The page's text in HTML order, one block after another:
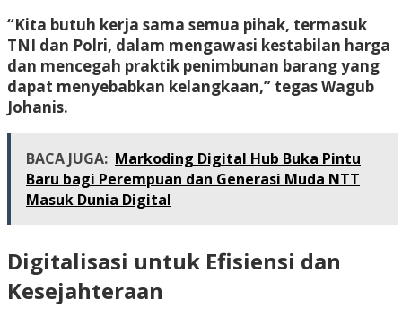
“Kita butuh kerja sama semua pihak, termasuk
TNI dan Polri, dalam mengawasi kestabilan harga
dan mencegah praktik penimbunan barang yang
dapat menyebabkan kelangkaan,” tegas Wagub
Johanis.
BACA JUGA: Markoding Digital Hub Buka Pintu
Baru bagi Perempuan dan Generasi Muda NTT
Masuk Dunia Digital
Digitalisasi untuk Efisiensi dan
Kesejahteraan